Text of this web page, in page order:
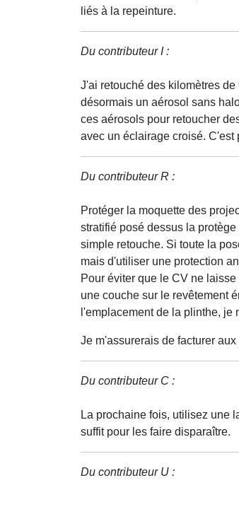
liés à la repeinture.
Du contributeur I :
J'ai retouché des kilomètres
désormais un aérosol sans
ces aérosols pour retoucher
avec un éclairage croisé. C'est
Du contributeur R :
Protéger la moquette des
stratifié posé dessus la
simple retouche. Si toute la
mais d'utiliser une protection
Pour éviter que le CV ne
une couche sur le revêtement
l'emplacement de la plinthe,
Je m'assurerais de facturer
Du contributeur C :
La prochaine fois, utilisez une
suffit pour les faire disparaître.
Du contributeur U :